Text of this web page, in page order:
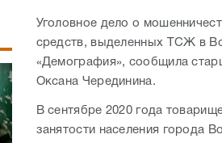
Уголовное дело о
средств, выделенных ТСЖ в
«Демография», сообщила
Оксана Черединина.
В сентябре 2020 года
занятости населения города